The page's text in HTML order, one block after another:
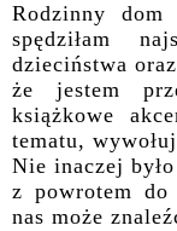
Rodzinny
spędziłam
dzieciństwa
że jestem
książkowe
tematu,
Nie inaczej
z powrotem
nas może